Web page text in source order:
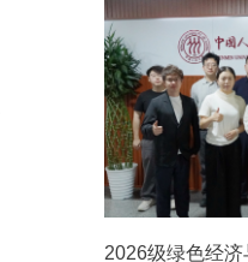
2026级绿色经